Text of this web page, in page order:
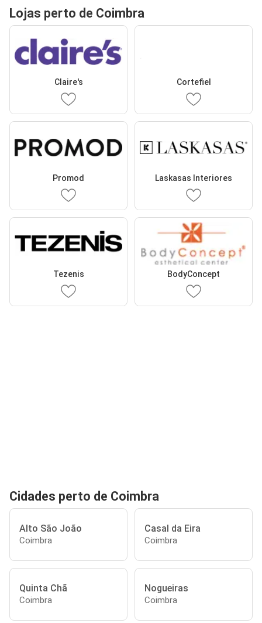
Lojas perto de Coimbra
Claire's Cortefiel
Promod Laskasas Interiores
Tezenis BodyConcept
Cidades perto de Coimbra
Alto São João
Coimbra
Casal da Eira
Coimbra
Quinta Chã
Coimbra
Nogueiras
Coimbra